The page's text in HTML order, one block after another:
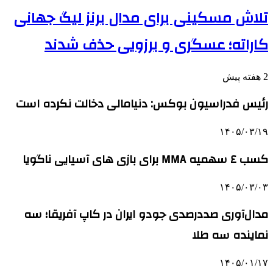
تلاش مسکینی برای مدال برنز لیگ جهانی
کاراته؛ عسگری و برزویی حذف شدند
2 هفته پیش
رئیس فدراسیون بوکس: دنیامالی دخالت نکرده است
۱۴۰۵/۰۳/۱۹
کسب ٤ سهمیه MMA برای بازی های آسیایی ناگویا
۱۴۰۵/۰۳/۰۳
مدال‌آوری صددرصدی جودو ایران در کاپ آفریقا؛ سه
نماینده سه طلا
۱۴۰۵/۰۱/۱۷